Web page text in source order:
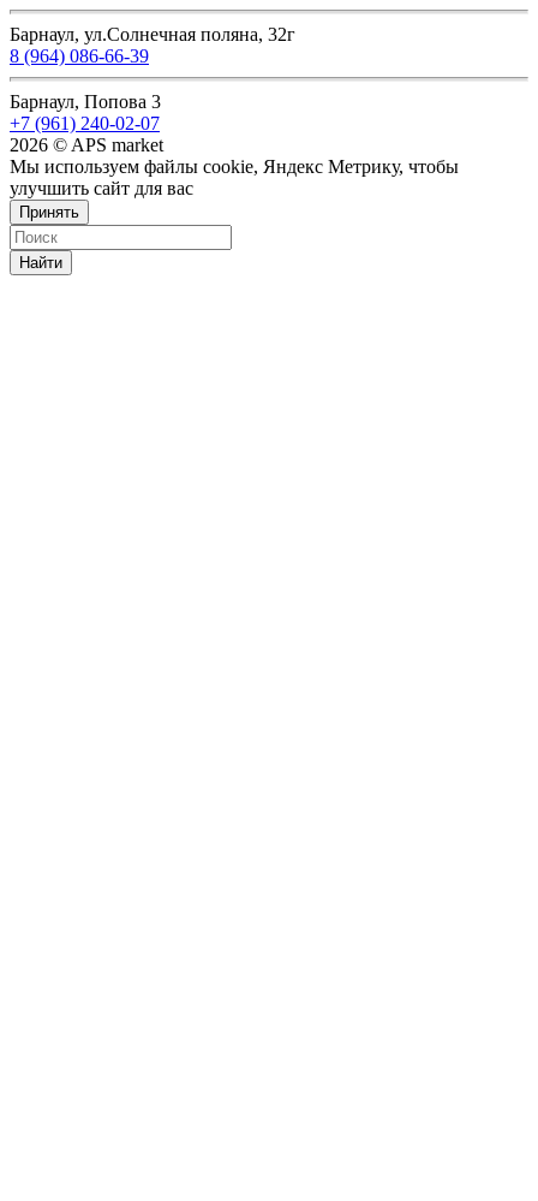
Барнаул, ул.Солнечная поляна, 32г
8 (964) 086-66-39
Барнаул, Попова 3
+7 (961) 240-02-07
2026 © APS market
Мы используем файлы cookie, Яндекс Метрику, чтобы
улучшить сайт для вас
Принять
Найти